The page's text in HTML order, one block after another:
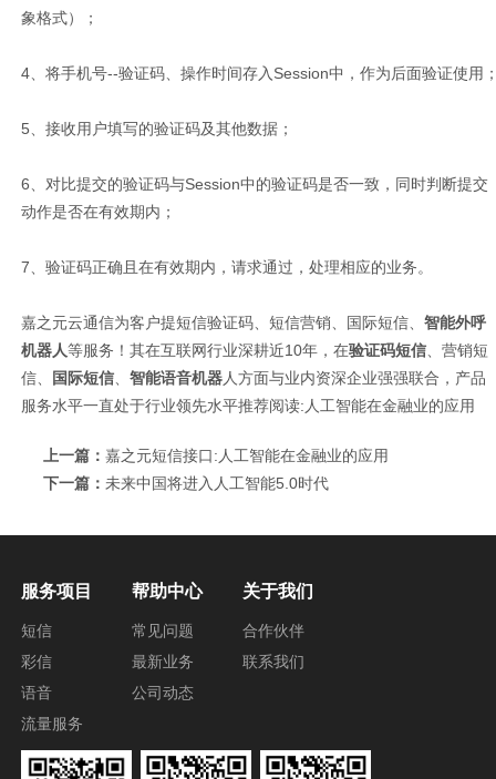
象格式）；
4、将手机号--验证码、操作时间存入Session中，作为后面验证使用
5、接收用户填写的验证码及其他数据；
6、对比提交的验证码与Session中的验证码是否一致，同时判断提交
动作是否在有效期内；
7、验证码正确且在有效期内，请求通过，处理相应的业务。
嘉之元云通信为客户提短信验证码、短信营销、国际短信、 智能外呼
机器人等服务！其在互联网行业深耕近10年，在验证码短信、营销短
信、
国际短信、 智能语音机器人方面与业内资深企业强强联合，产品
服务水平一直处于行业领先水平推荐阅读: 人工智能在金融业的应用
上一篇： 嘉之元短信接口:人工智能在金融业的应用
下一篇： 未来中国将进入人工智能5.0时代
服务项目
短信
彩信
语音
流量服务
帮助中心
常见问题
最新业务
公司动态
关于我们
合作伙伴
联系我们